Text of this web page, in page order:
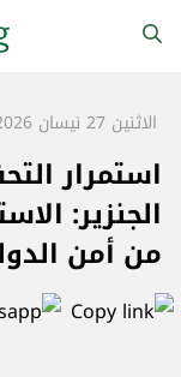
الاثنين 27 نيسان 2026 15:44:03
استمرار
من أمن